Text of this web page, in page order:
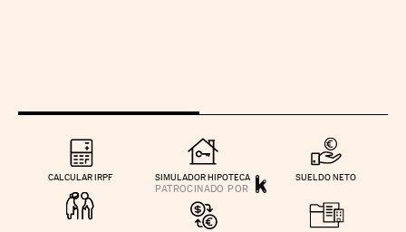
CALCULAR IRPF SIMULADOR HIPOTECA SUELDO NETO